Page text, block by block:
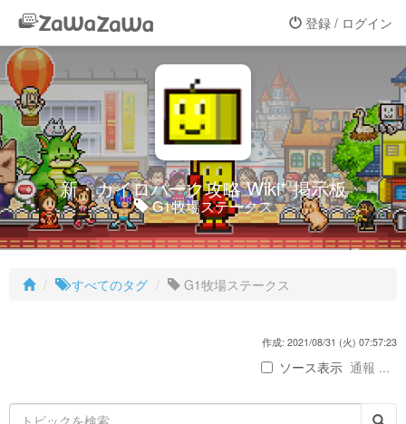
登録 / ログイン
新・カイロパーク攻略 Wiki* 掲示板
G1牧場ステークス
すべてのタグ G1牧場ステークス
作成: 2021/08/31 (火) 07:57:23
ソース表示 通報 ...